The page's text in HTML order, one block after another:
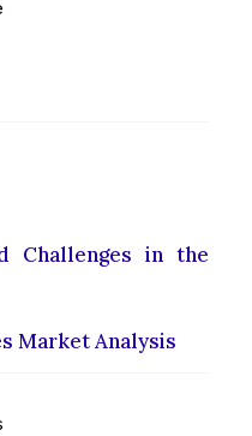
in the
Market Analysis